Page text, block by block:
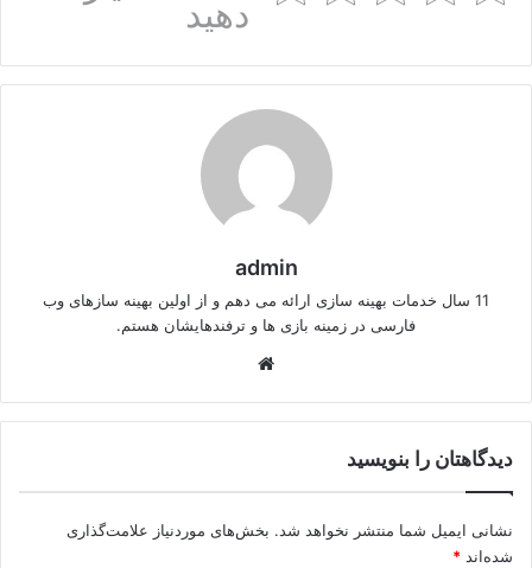
دهید
admin
11 سال خدمات بهینه سازی ارائه می دهم و از اولین بهینه سازهای وب
فارسی در زمینه بازی ها و ترفندهایشان هستم.
دیدگاهتان را بنویسید
نشانی ایمیل شما منتشر نخواهد شد. بخش‌های موردنیاز علامت‌گذاری
شده‌اند *